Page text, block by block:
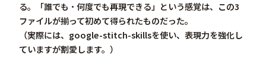
る。
「誰でも・何度でも再現できる」 という感覚は、この3
ファイルが揃って初めて得られたものだった。
（実際には、google-stitch-skillsを使い、表現力を強化し
ていますが割愛します。）